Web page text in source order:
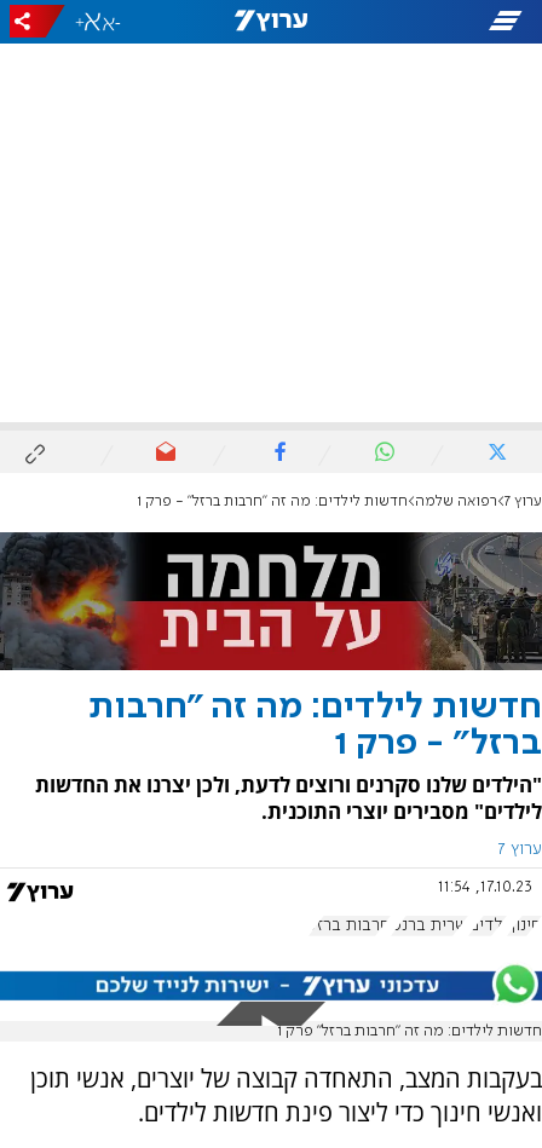
-
+
ערוץ 7 רפואה שלמה חדשות לילדים: מה זה "חרבות ברזל" - פרק 1
חדשות לילדים: מה זה "חרבות
ברזל" - פרק 1
"הילדים שלנו סקרנים ורוצים לדעת, ולכן יצרנו את החדשות
לילדים" מסבירים יוצרי התוכנית.
ערוץ 7
17.10.23, 11:54
חינוך ילדים שרית ברנס חרבות ברזל
חדשות לילדים: מה זה "חרבות ברזל" פרק 1
בעקבות המצב, התאחדה קבוצה של יוצרים, אנשי תוכן
ואנשי חינוך כדי ליצור פינת חדשות לילדים.